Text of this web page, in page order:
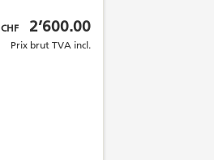
Prix brut TVA incl.
CHF 2’600.00
Prix brut TVA incl.